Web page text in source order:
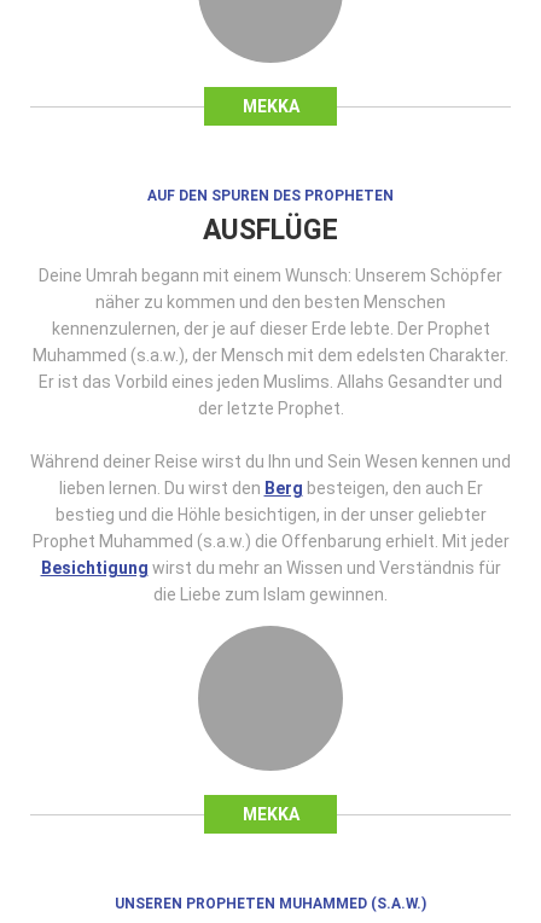
MEKKA
MEKKA
AUF DEN SPUREN DES PROPHETEN
AUSFLÜGE
Deine Umrah begann mit einem Wunsch: Unserem Schöpfer
näher zu kommen und den besten Menschen
kennenzulernen, der je auf dieser Erde lebte. Der Prophet
Muhammed (s.a.w.), der Mensch mit dem edelsten Charakter.
Er ist das Vorbild eines jeden Muslims. Allahs Gesandter und
der letzte Prophet.
Während deiner Reise wirst du Ihn und Sein Wesen kennen und
lieben lernen. Du wirst den Berg besteigen, den auch Er
bestieg und die Höhle besichtigen, in der unser geliebter
Prophet Muhammed (s.a.w.) die Offenbarung erhielt. Mit jeder
Besichtigung wirst du mehr an Wissen und Verständnis für
die Liebe zum Islam gewinnen.
UNSEREN PROPHETEN MUHAMMED (S.A.W.)